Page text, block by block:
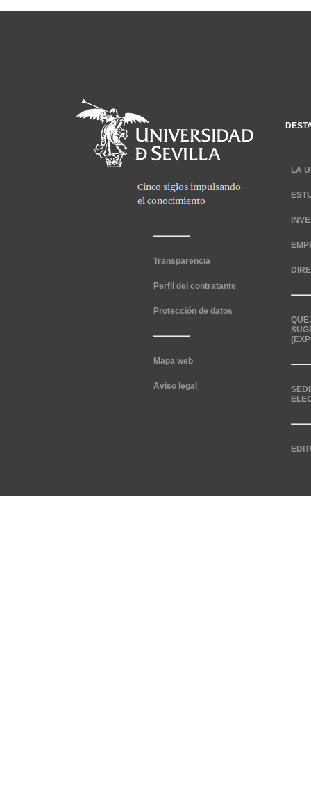
Transparencia
Perfil del contratante
Protección de datos
Mapa web
Aviso legal
LA